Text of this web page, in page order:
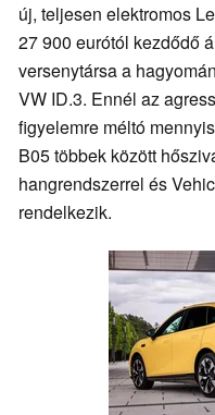
új, teljesen elektromos
27 900 eurótól kezdődő
versenytársa a
VW ID.3. Ennél az
figyelemre méltó
B05 többek között
hangrendszerrel és
rendelkezik.